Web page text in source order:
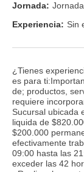
Jornada:
Experiencia: Sin
¿Tienes
es para
de; productos,
requiere
Sucursal ubicada
liquida de
$200.000
efectivamente
09:00 hasta las
exceder las 42